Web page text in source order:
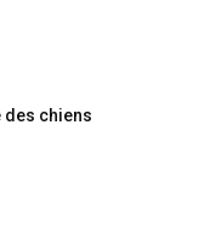
des chiens